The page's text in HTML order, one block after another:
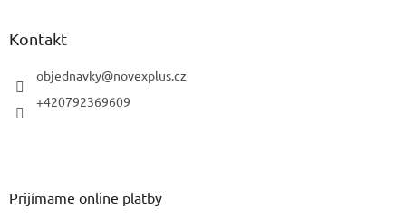
Kontakt
objednavky@novexplus.cz
+420792369609
Prijímame online platby